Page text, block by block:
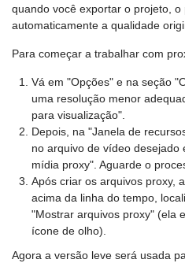
quando você exportar o projeto, o
automaticamente a qualidade
Para começar a trabalhar com
Vá em "Opções" e na seção
uma resolução menor
para visualização".
Depois, na "Janela de
no arquivo de vídeo desejado
mídia proxy". Aguarde o
Após criar os arquivos proxy,
acima da linha do tempo,
"Mostrar arquivos proxy" (ela
ícone de olho).
Agora a versão leve será usada